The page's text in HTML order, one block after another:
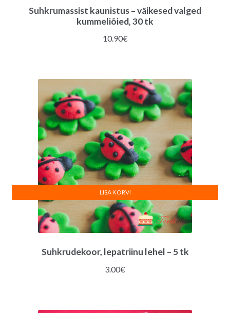
Suhkrumassist kaunistus – väikesed valged
kummeliõied, 30 tk
10.90€
Suhkrudekoor, lepatriinu lehel – 5 tk
3.00€
LISA KORVI